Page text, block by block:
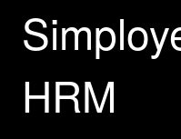
Priser
Våre
For
HRM